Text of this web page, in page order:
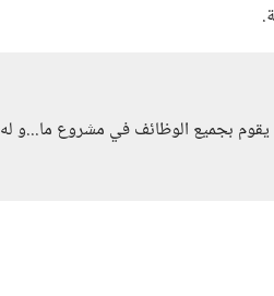
بجميع الوظائف في مشروع ما...و له